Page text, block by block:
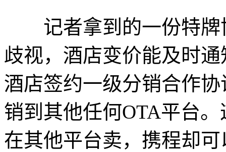
记者拿到的一份特牌
歧视，酒店变价能及时
酒店签约一级分销合作
销到其他任何OTA平台
在其他平台卖，携程却